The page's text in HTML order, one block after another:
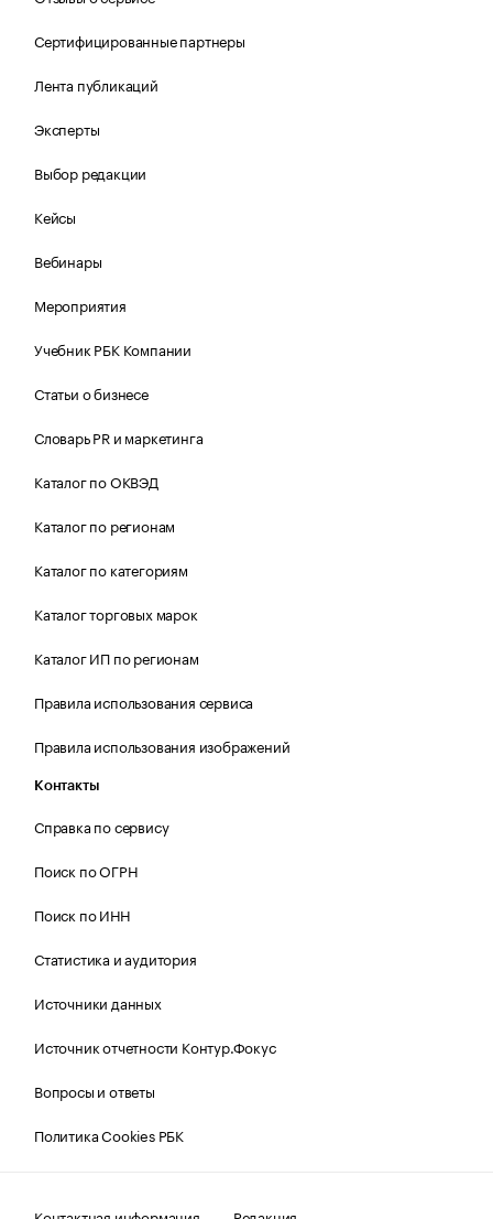
Сертифицированные партнеры
Лента публикаций
Эксперты
Выбор редакции
Кейсы
Вебинары
Мероприятия
Учебник РБК Компании
Статьи о бизнесе
Словарь PR и маркетинга
Каталог по ОКВЭД
Каталог по регионам
Каталог по категориям
Каталог торговых марок
Каталог ИП по регионам
Правила использования сервиса
Правила использования изображений
Контакты
Справка по сервису
Поиск по ОГРН
Поиск по ИНН
Статистика и аудитория
Источники данных
Источник отчетности Контур.Фокус
Вопросы и ответы
Политика Cookies РБК